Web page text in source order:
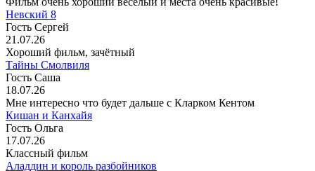
Невский 8
Гость Сергей
21.07.26
Хороший фильм, зачётный
Тайны Смолвиля
Гость Саша
18.07.26
Мне интересно что будет дальше с Кларком Кентом
Кишан и Канхайя
Гость Ольга
17.07.26
Классный фильм
Аладдин и король разбойников